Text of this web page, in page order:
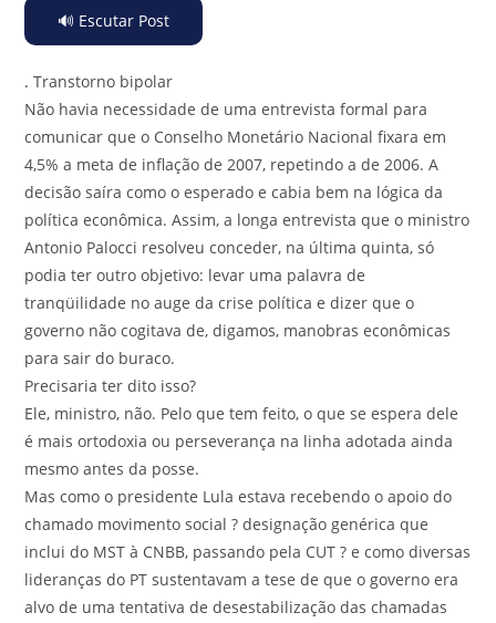
🔊 Escutar Post
. Transtorno bipolar
Não havia necessidade de uma entrevista formal para
comunicar que o Conselho Monetário Nacional fixara em
4,5% a meta de inflação de 2007, repetindo a de 2006. A
decisão saíra como o esperado e cabia bem na lógica da
política econômica. Assim, a longa entrevista que o ministro
Antonio Palocci resolveu conceder, na última quinta, só
podia ter outro objetivo: levar uma palavra de
tranqüilidade no auge da crise política e dizer que o
governo não cogitava de, digamos, manobras econômicas
para sair do buraco.
Precisaria ter dito isso?
Ele, ministro, não. Pelo que tem feito, o que se espera dele
é mais ortodoxia ou perseverança na linha adotada ainda
mesmo antes da posse.
Mas como o presidente Lula estava recebendo o apoio do
chamado movimento social ? designação genérica que
inclui do MST à CNBB, passando pela CUT ? e como diversas
lideranças do PT sustentavam a tese de que o governo era
alvo de uma tentativa de desestabilização das chamadas